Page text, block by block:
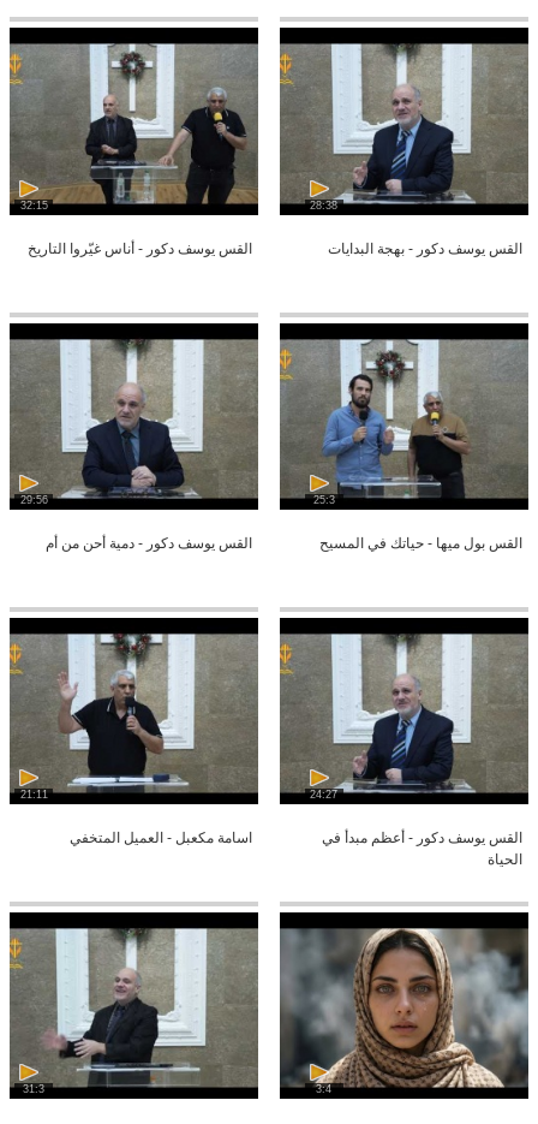
28:38
القس يوسف دكور - بهجة البدايات
32:15
القس يوسف دكور - أناس غيّروا التاريخ
25:3
القس بول ميها - حياتك في المسيح
29:56
القس يوسف دكور - دمية أحن من أم
24:27
القس يوسف دكور - أعظم مبدأ في
الحياة
21:11
اسامة مكعبل - العميل المتخفي
3:4
31:3